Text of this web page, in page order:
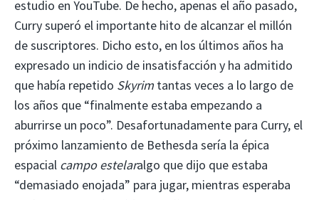
estudio en YouTube. De hecho, apenas el año pasado,
Curry superó el importante hito de alcanzar el millón
de suscriptores. Dicho esto, en los últimos años ha
expresado un indicio de insatisfacción y ha admitido
que había repetido Skyrim tantas veces a lo largo de
los años que “finalmente estaba empezando a
aburrirse un poco”. Desafortunadamente para Curry, el
próximo lanzamiento de Bethesda sería la épica
espacial campo estelaralgo que dijo que estaba
“demasiado enojada” para jugar, mientras esperaba